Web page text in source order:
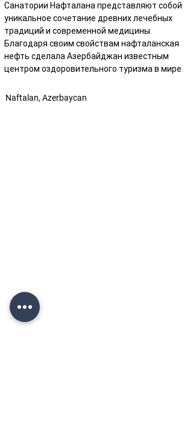
Санатории Нафталана представляют собой
уникальное сочетание древних лечебных
традиций и современной медицины.
Благодаря своим свойствам нафталанская
нефть сделала Азербайджан известным
центром оздоровительного туризма в мире.
Naftalan, Azerbaycan